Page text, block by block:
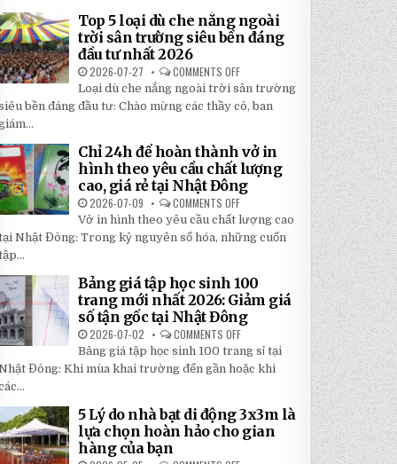
ĐỘNG
QUAY
TAY
5
BÍ
MẬT
KIỆM
ĐẾN
30%
KHI
LẮP
Top 5 loại dù che nắng ngoài
trời sân trường siêu bền đáng
đầu tư nhất 2026
2026-07-27 COMMENTS OFF
TOP
5
LOẠI
DÙ
NGOÀI
TRỜI
SÂN
TRƯỜNG
SIÊU
BỀN
ĐẦU
NHẤT
Loại dù che nắng ngoài trời sân trường
bền đáng đầu tư: Chào mừng các thầy cô, ban
Chỉ 24h để hoàn thành vở in
hình theo yêu cầu chất lượng
cao, giá rẻ tại Nhật Đông
2026-07-09 COMMENTS OFF
CHỈ
24H
ĐỂ
HOÀN
IN
HÌNH
THEO
YÊU
CẦU
CHẤT
CAO,
GIÁ
RẺ
Vở in hình theo yêu cầu chất lượng cao
Nhật Đông: Trong kỷ nguyên số hóa, những cuốn
Bảng giá tập học sinh 100
trang mới nhất 2026: Giảm giá
số tận gốc tại Nhật Đông
2026-07-02 COMMENTS OFF
BẢNG
GIÁ
TẬP
HỌC
TRANG
MỚI
NHẤT
2026:
Bảng giá tập học sinh 100 trang sỉ tại
Đông: Khi mùa khai trường đến gần hoặc khi
5 Lý do nhà bạt di động 3x3m là
lựa chọn hoàn hảo cho gian
hàng của bạn